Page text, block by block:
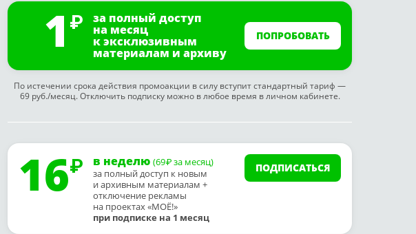
1 за полный доступ
на месяц
к эксклюзивным
материалам и архиву
ПОПРОБОВАТЬ
По истечении срока действия промоакции в силу вступит стандартный тариф —
69 руб./месяц. Отключить подписку можно в любое время в личном кабинете.
16 в неделю (69₽ за месяц)
за полный доступ к новым
и архивным материалам +
отключение рекламы
на проектах «МОЁ!»
при подписке на 1 месяц
ПОДПИСАТЬСЯ